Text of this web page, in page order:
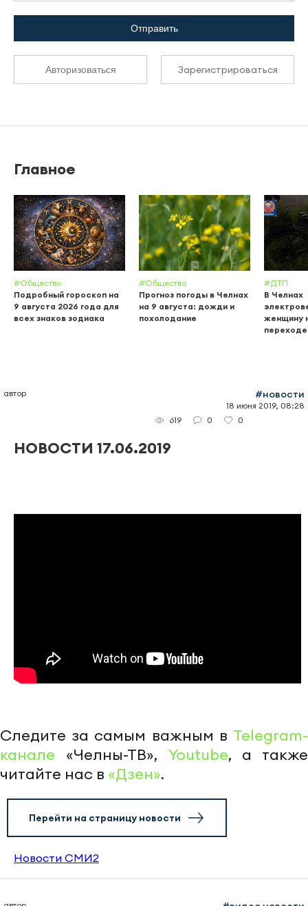
Отправить
Авторизоваться Зарегистрироваться
Главное
#Общество
Подробный гороскоп на
9 августа 2026 года для
всех знаков зодиака
#Общество
Прогноз погоды в Челнах
на 9 августа: дожди и
похолодание
#ДТП
В Челнах
женщину
переходе
автор #новости
18 июня 2019, 08:28
619
0 0
НОВОСТИ 17.06.2019
Следите за самым важным в Telegram-
канале «Челны-ТВ», Youtube, а также
читайте нас в «Дзен».
Перейти на страницу новости
Новости СМИ2